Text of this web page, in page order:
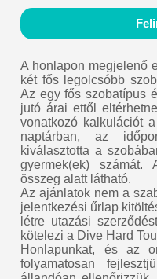
A honlapon megjelenő
két fős legolcsóbb
Az egy fős szobatípus
jutó árai ettől
vonatkozó kalkulációt
naptárban, az
kiválasztotta a
gyermek(ek)
összeg alatt látható.
Az ajánlatok nem a
jelentkezési űrlap
létre utazási
kötelezi a Dive Hard
Honlapunkat, és az
folyamatosan